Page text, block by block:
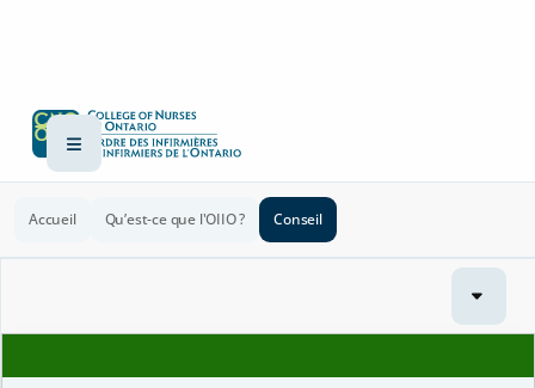
Accueil Qu’est-ce que l'OIIO ? Conseil